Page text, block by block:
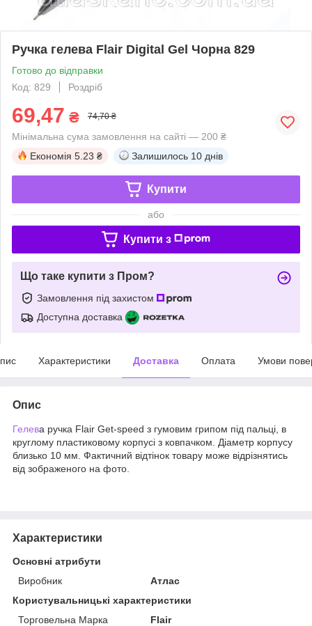
Ручка гелева Flair Digital Gel Чорна 829
Готово до відправки
Код: 829
Роздріб
69,47 ₴ 74,70 ₴
Мінімальна сума замовлення на сайті — 200 ₴
Економія 5.23 ₴ Залишилось 10 днів
Купити
або
Купити з
Що таке купити з Пром?
Замовлення під захистом
Доступна доставка
Характеристики Доставка Оплата Умови
Опис
Гелева ручка Flair Get-speed з гумовим грипом під пальці, в
круглому пластиковому корпусі з ковпачком. Діаметр корпусу
близько 10 мм. Фактичний відтінок товару може відрізнятись
від зображеного на фото.
Характеристики
Основні атрибути
Виробник
Атлас
Користувальницькі характеристики
Торговельна Марка
Flair